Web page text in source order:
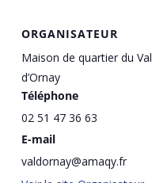
ORGANISATEUR
Maison de quartier du Val
d’Ornay
Téléphone
02 51 47 36 63
E-mail
valdornay@amaqy.fr